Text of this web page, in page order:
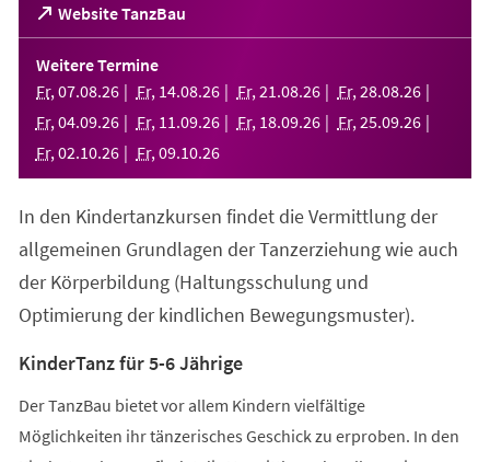
Website TanzBau
(Öffnet
in
einem
neuen
Tab)
Weitere Termine
Fr, 07.08.26 Fr, 14.08.26 Fr, 21 .08.26 Fr, 28.08.26
Fr, 04.09.26 Fr, 11 .09.26 Fr, 18.09.26 Fr, 25.09.26
Fr, 02.10.26 Fr, 09.10.26
In den Kindertanzkursen findet die Vermittlung der
allgemeinen Grundlagen der Tanzerziehung wie auch
der Körperbildung (Haltungsschulung und
Optimierung der kindlichen Bewegungsmuster).
KinderTanz für 5-6 Jährige
Der TanzBau bietet vor allem Kindern vielfältige
Möglichkeiten ihr tänzerisches Geschick zu erproben. In den